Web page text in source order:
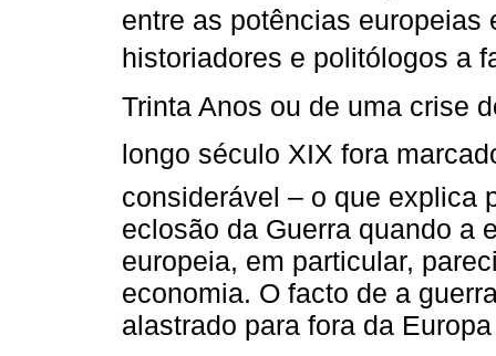
entre as potências europeias
historiadores e politólogos a
Trinta Anos ou de uma crise
longo século XIX fora
considerável – o que explica
eclosão da Guerra quando a
europeia, em particular,
economia. O facto de a
alastrado para fora da